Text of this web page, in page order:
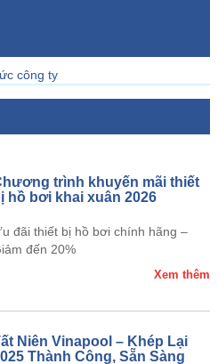
công ty
trình khuyến mãi thiết
hồ bơi khai xuân 2026
đãi thiết bị hồ bơi chính hãng –
đến 20%
Xem thêm
Niên Vinapool – Khép Lại
Thành Công, Sẵn Sàng